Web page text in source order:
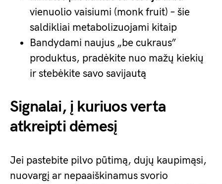
vienuolio vaisiumi (monk fruit) – šie
saldikliai metabolizuojami kitaip
Bandydami naujus „be cukraus”
produktus, pradėkite nuo mažų kiekių
ir stebėkite savo savijautą
Signalai, į kuriuos verta
atkreipti dėmesį
Jei pastebite pilvo pūtimą, dujų kaupimąsi,
nuovargį ar nepaaiškinamus svorio